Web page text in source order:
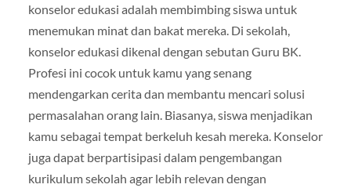
konselor edukasi adalah membimbing siswa untuk
menemukan minat dan bakat mereka. Di sekolah,
konselor edukasi dikenal dengan sebutan Guru BK.
Profesi ini cocok untuk kamu yang senang
mendengarkan cerita dan membantu mencari solusi
permasalahan orang lain. Biasanya, siswa menjadikan
kamu sebagai tempat berkeluh kesah mereka. Konselor
juga dapat berpartisipasi dalam pengembangan
kurikulum sekolah agar lebih relevan dengan